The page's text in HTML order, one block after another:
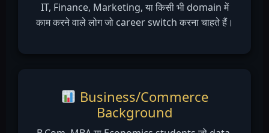
IT, Finance, Marketing, या किसी भी domain में
काम करने वाले लोग जो career switch करना चाहते हैं।
Business/Commerce
Background